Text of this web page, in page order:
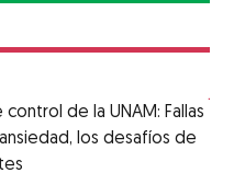
control de la UNAM: Fallas
los desafíos de